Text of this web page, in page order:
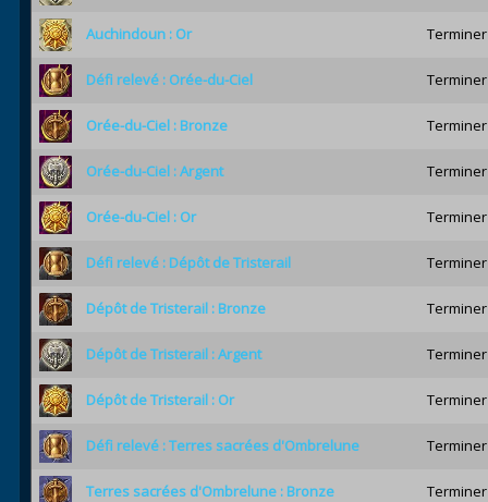
Auchindoun : Or
Défi relevé : Orée-du-Ciel
Orée-du-Ciel : Bronze
Orée-du-Ciel : Argent
Orée-du-Ciel : Or
Défi relevé : Dépôt de Tristerail
Dépôt de Tristerail : Bronze
Dépôt de Tristerail : Argent
Dépôt de Tristerail : Or
Défi relevé : Terres sacrées d'Ombrelune
Terres sacrées d'Ombrelune : Bronze